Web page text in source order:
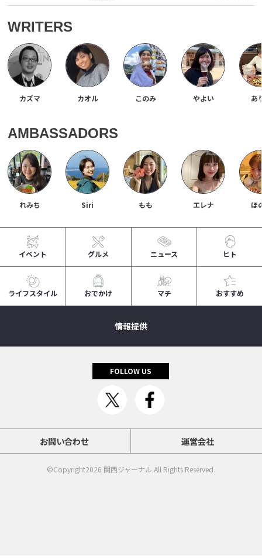
WRITERS
カズマ カオル このみ やよい あ
AMBASSADORS
れみち Siri もも エレナ ほ
イベント グルメ ニュース ヒト
ライフスタイル おでかけ マチ おすすめ
情報提供
FOLLOW US
お問い合わせ 運営会社
©Copyright2026 関西ジャーナル.All Rights Reserved.